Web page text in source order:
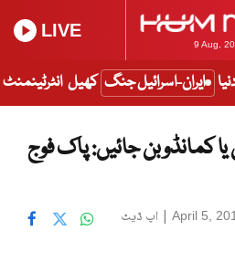
9 Aug,
LIVE
ایران-اسرائیل جنگ کھیل انٹرٹینمنٹ
یا کمانڈو بن جائیں: پاک فوج
April 5,
| اپ ڈیٹ